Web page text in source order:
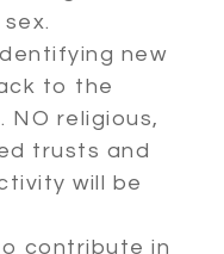
new
to the
NO religious,
trusts and
will be
contribute in